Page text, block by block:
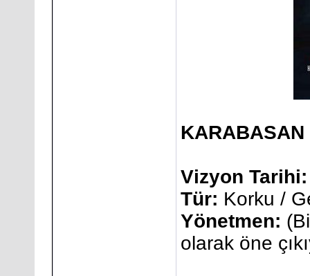
KARABASAN
Vizyon Tarihi:
Tür: Korku /
Yönetmen:
olarak öne